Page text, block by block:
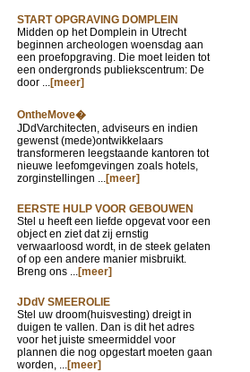
START OPGRAVING DOMPLEIN
Midden op het Domplein in Utrecht
beginnen archeologen woensdag aan
een proefopgraving. Die moet leiden tot
een ondergronds publiekscentrum: De
door ...[meer]
OntheMove�
JDdVarchitecten, adviseurs en indien
gewenst (mede)ontwikkelaars
transformeren leegstaande kantoren tot
nieuwe leefomgevingen zoals hotels,
zorginstellingen ...[meer]
EERSTE HULP VOOR GEBOUWEN
Stel u heeft een liefde opgevat voor een
object en ziet dat zij ernstig
verwaarloosd wordt, in de steek gelaten
of op een andere manier misbruikt.
Breng ons ...[meer]
JDdV SMEEROLIE
Stel uw droom(huisvesting) dreigt in
duigen te vallen. Dan is dit het adres
voor het juiste smeermiddel voor
plannen die nog opgestart moeten gaan
worden, ...[meer]